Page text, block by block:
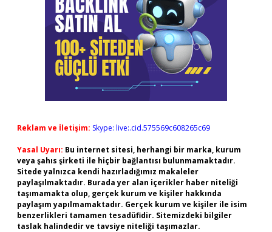
Reklam ve İletişim: Skype: live:.cid.575569c608265c69
Yasal Uyarı: Bu internet sitesi, herhangi bir marka, kurum
veya şahıs şirketi ile hiçbir bağlantısı bulunmamaktadır.
Sitede yalnızca kendi hazırladığımız makaleler
paylaşılmaktadır. Burada yer alan içerikler haber niteliği
taşımamakta olup, gerçek kurum ve kişiler hakkında
paylaşım yapılmamaktadır. Gerçek kurum ve kişiler ile isim
benzerlikleri tamamen tesadüfidir. Sitemizdeki bilgiler
taslak halindedir ve tavsiye niteliği taşımazlar.